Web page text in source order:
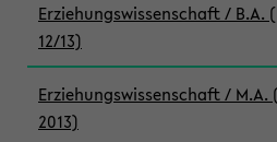
Erziehungswissenschaft / B.A.
12/13)
Erziehungswissenschaft / M.A.
2013)